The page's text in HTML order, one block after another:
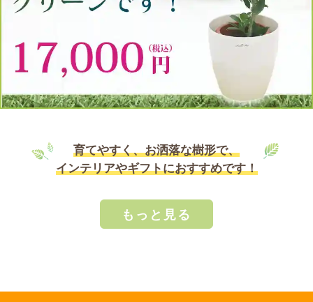
育てやすく、お洒落な樹形で、
インテリアやギフトにおすすめです！
もっと見る